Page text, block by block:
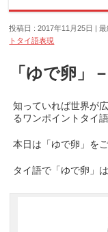
投稿日 : 2017年11月25日 最
トタイ語表現
「ゆで卵」
知っていれば世界が
るワンポイントタイ語
本日は「ゆで卵」を
タイ語で「ゆで卵」